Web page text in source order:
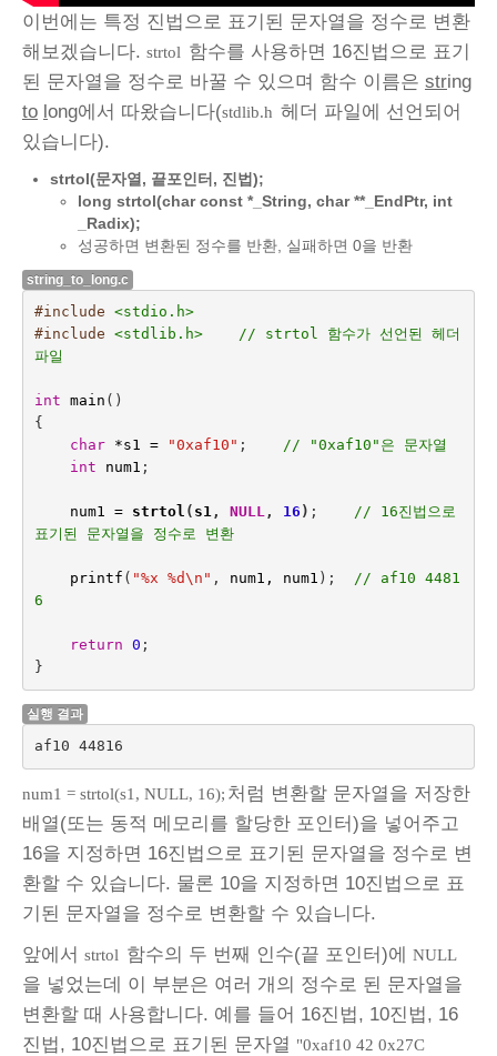
이번에는 특정 진법으로 표기된 문자열을 정수로 변환
해보겠습니다. strtol 함수를 사용하면 16진법으로 표기
된 문자열을 정수로 바꿀 수 있으며 함수 이름은 string
to long에서 따왔습니다(stdlib.h 헤더 파일에 선언되어
있습니다).
strtol(문자열, 끝포인터, 진법);
long strtol(char const *_String, char **_EndPtr, int
_Radix);
성공하면 변환된 정수를 반환, 실패하면 0을 반환
string_to_long.c
#include <stdio.h>
#include <stdlib.h>    // strtol 함수가 선언된 헤더
파일
int main ()
{
char
*s1 = "0xaf10" ; // "0xaf10"은 문자열
int
num1 ;
num1 = strtol ( s1, NULL, 16 ) ; // 16진법으로
표기된 문자열을 정수로 변환
printf ( "%x %d\n " , num1, num1 );
// af10 4481
6
return 0 ;
}
실행 결과
af10 44816
num1 = strtol(s1, NULL, 16); 처럼 변환할 문자열을 저장한
배열(또는 동적 메모리를 할당한 포인터)을 넣어주고
16을 지정하면 16진법으로 표기된 문자열을 정수로 변
환할 수 있습니다. 물론 10을 지정하면 10진법으로 표
기된 문자열을 정수로 변환할 수 있습니다.
앞에서 strtol 함수의 두 번째 인수(끝 포인터)에 NULL
을 넣었는데 이 부분은 여러 개의 정수로 된 문자열을
변환할 때 사용합니다. 예를 들어 16진법, 10진법, 16
진법, 10진법으로 표기된 문자열 "0xaf10 42 0x27C